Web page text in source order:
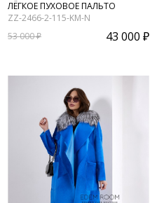
ЛЁГКОЕ ПУХОВОЕ ПАЛЬТО
ZZ-2466-2-115-KM-N
53 000 ₽
43 000 ₽